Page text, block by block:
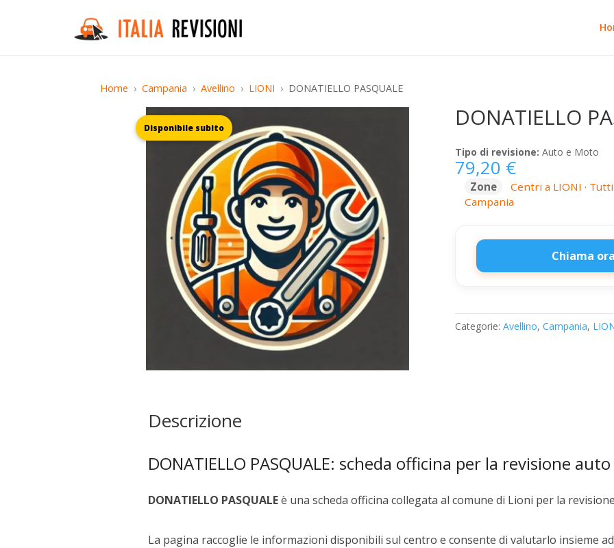
Home Campania Avellino LIONI DONATIELLO PASQUALE
DONATIELLO
Tipo di revisione: Auto e Moto
79,20 €
Zone Centri a LIONI ·
Campania
Chiama
DONATIELLO
quantità
Categorie: Avellino, Campania,
Descrizione
DONATIELLO PASQUALE: scheda officina per la revisione
DONATIELLO PASQUALEè una scheda officina collegata al comune di Lioni per la
La pagina raccoglie le informazioni disponibili sul centro e consente di valutarlo insieme